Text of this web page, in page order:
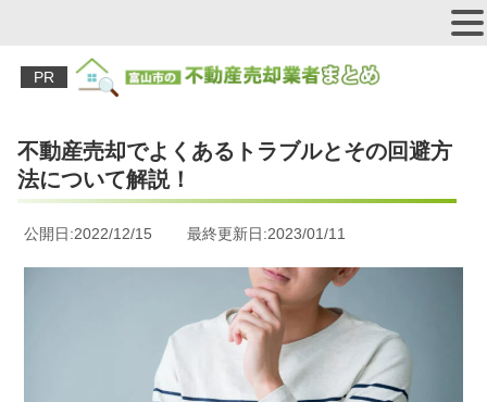
PR
不動産売却でよくあるトラブルとその回避方
法について解説！
公開日:2022/12/15 最終更新日:2023/01/11